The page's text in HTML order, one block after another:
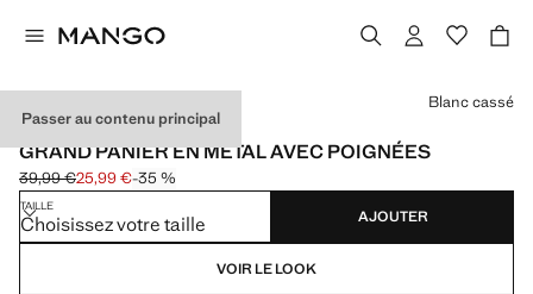
Passer au contenu principal
UTILISEZ LE CODE : EXTRASALE
GRAND PANIER EN MÉTAL AVEC POIGNÉES
Prix initial barré [39,99 € ]
39,99 €
Prix actuel [25,99 € ]
25,99 €-35 %
Choisissez une couleur
Blanc cassé
TAILLE
Choisissez votre taille AJOUTER
VOIR LE LOOK